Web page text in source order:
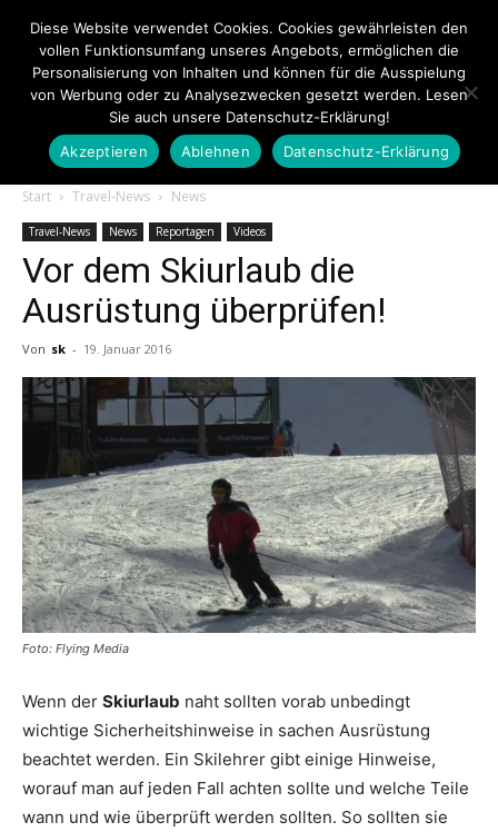
Touristiknews.de
|
und
Reiseempfehlungen.
Start Travel-News News
Travel-News News Reportagen Videos
Vor dem Skiurlaub die
Ausrüstung überprüfen!
Von sk - 19. Januar 2016
Foto: Flying Media
Wenn der Skiurlaub naht sollten vorab unbedingt
wichtige Sicherheitshinweise in sachen Ausrüstung
beachtet werden. Ein Skilehrer gibt einige Hinweise,
worauf man auf jeden Fall achten sollte und welche Teile
wann und wie überprüft werden sollten. So sollten sie
Diese Website verwendet Cookies. Cookies gewährleisten den
vollen Funktionsumfang unseres Angebots, ermöglichen die
Personalisierung von Inhalten und können für die Ausspielung
von Werbung oder zu Analysezwecken gesetzt werden. Lesen
Sie auch unsere Datenschutz-Erklärung!
Akzeptieren
Ablehnen Datenschutz-Erklärung